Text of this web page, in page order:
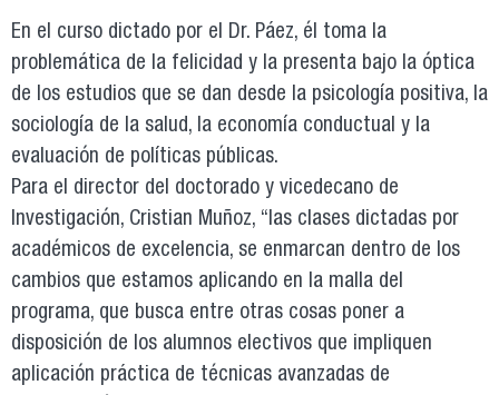
En el curso dictado por el Dr. Páez, él toma la
problemática de la felicidad y la presenta bajo la óptica
de los estudios que se dan desde la psicología positiva, la
sociología de la salud, la economía conductual y la
evaluación de políticas públicas.
Para el director del doctorado y vicedecano de
Investigación, Cristian Muñoz, “las clases dictadas por
académicos de excelencia, se enmarcan dentro de los
cambios que estamos aplicando en la malla del
programa, que busca entre otras cosas poner a
disposición de los alumnos electivos que impliquen
aplicación práctica de técnicas avanzadas de